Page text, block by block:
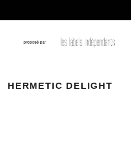
HERMETIC DELIGHT